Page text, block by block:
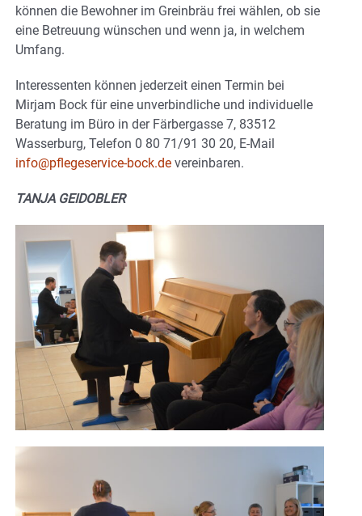
können die Bewohner im Greinbräu frei wählen, ob sie
eine Betreuung wünschen und wenn ja, in welchem
Umfang.
Interessenten können jederzeit einen Termin bei
Mirjam Bock für eine unverbindliche und individuelle
Beratung im Büro in der Färbergasse 7, 83512
Wasserburg, Telefon 0 80 71/91 30 20, E-Mail
info@pflegeservice-bock.de vereinbaren.
TANJA GEIDOBLER